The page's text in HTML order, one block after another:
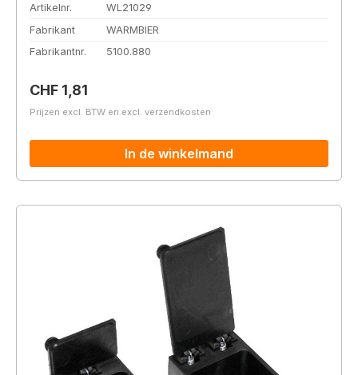
Artikelnr.
WL21029
Fabrikant
WARMBIER
Fabrikantnr.
5100.880
Normale prijs:
CHF 1,81
Prijzen excl. BTW en excl. verzendkosten
In de winkelmand